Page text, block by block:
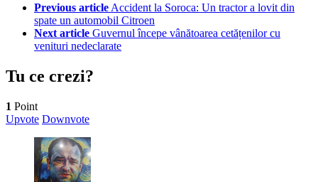
Previous article Accident la Soroca: Un tractor a lovit din
spate un automobil Citroen
Next article Guvernul începe vânătoarea cetățenilor cu
venituri nedeclarate
Tu ce crezi?
1 Point
Upvote Downvote